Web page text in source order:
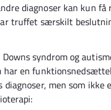
diagnoser kan kun
truffet særskilt
syndrom og
har en
diagnoser, men som